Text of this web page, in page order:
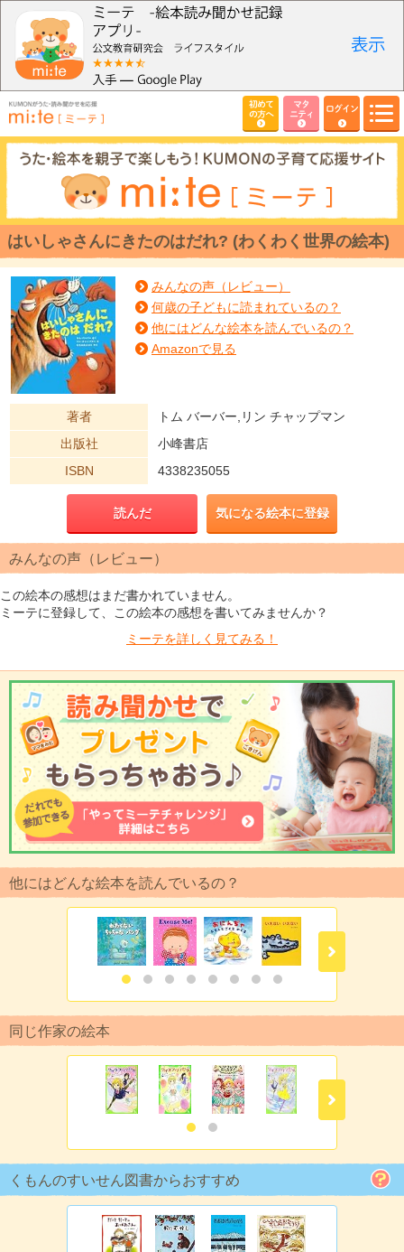
初めて
の方へ
マタ
ニティ
ログイン
はいしゃさんにきたのはだれ? (わくわく世界の絵本)
みんなの声（レビュー）
何歳の子どもに読まれているの？
他にはどんな絵本を読んでいるの？
Amazonで見る
著者
トム バーバー,リン チャップマン
出版社
小峰書店
ISBN
4338235055
読んだ 気になる絵本に登録
みんなの声（レビュー）
この絵本の感想はまだ書かれていません。
ミーテに登録して、この絵本の感想を書いてみませんか？
ミーテを詳しく見てみる！
他にはどんな絵本を読んでいるの？
同じ作家の絵本
くもんのすいせん図書からおすすめ